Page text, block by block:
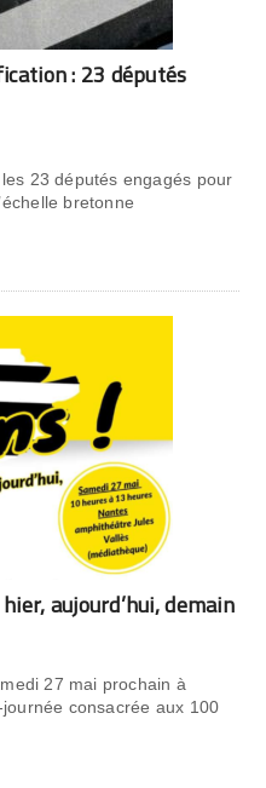
: 23 députés
23 députés engagés pour
bretonne
aujourd’hui, demain
27 mai prochain à
journée consacrée aux 100